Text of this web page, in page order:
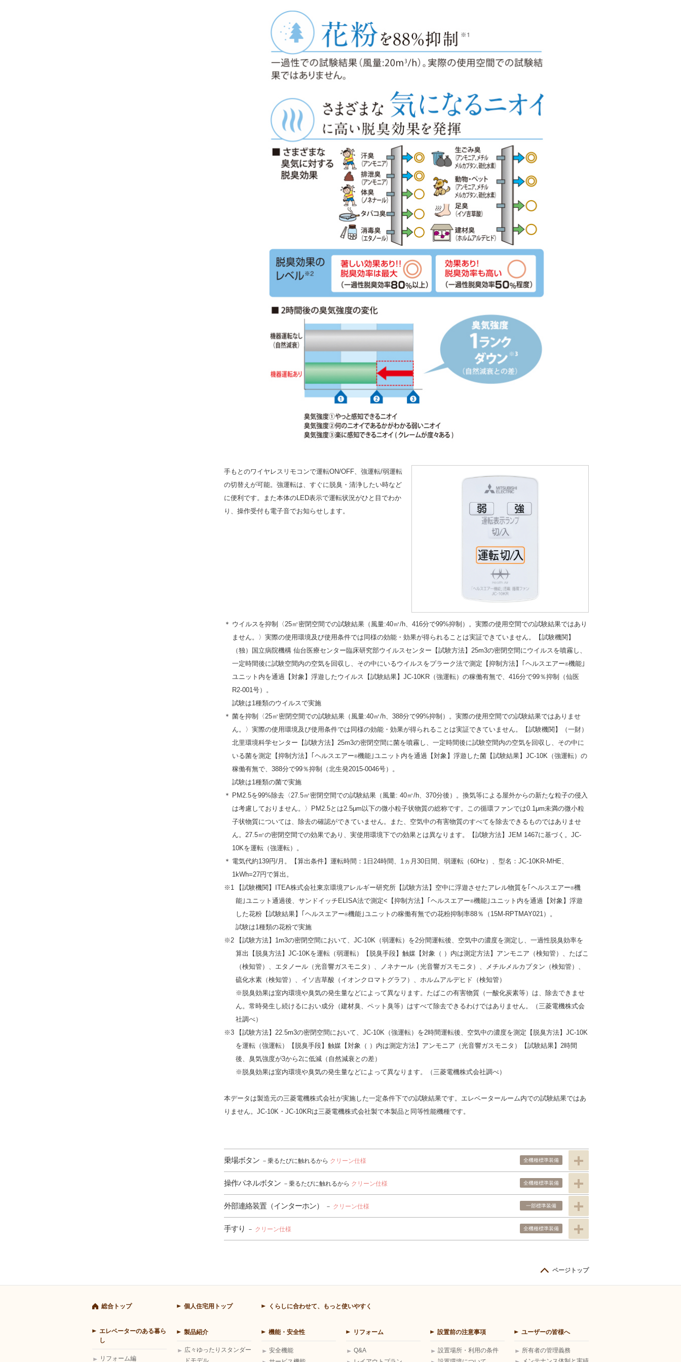
手もとのワイヤレスリモコンで運転ON/OFF、強運転/弱運転
の切替えが可能。強運転は、すぐに脱臭・清浄したい時など
に便利です。また本体のLED表示で運転状況がひと目でわか
り、操作受付も電子音でお知らせします。
＊ ウイルスを抑制〈25㎥密閉空間での試験結果（風量:40㎥/h、416分で99%抑制）。実際の使用空間での試験結果ではあり
ません。〉実際の使用環境及び使用条件では同様の効能・効果が得られることは実証できていません。【試験機関】
（独）国立病院機構 仙台医療センター臨床研究部ウイルスセンター【試験方法】25m3の密閉空間にウイルスを噴霧し、
一定時間後に試験空間内の空気を回収し、その中にいるウイルスをプラーク法で測定【抑制方法】｢ヘルスエアー®機能｣
ユニット内を通過【対象】浮遊したウイルス【試験結果】JC-10KR（強運転）の稼働有無で、416分で99％抑制（仙医
R2-001号）。
試験は1種類のウイルスで実施
＊ 菌を抑制〈25㎥密閉空間での試験結果（風量:40㎥/h、388分で99%抑制）。実際の使用空間での試験結果ではありませ
ん。〉実際の使用環境及び使用条件では同様の効能・効果が得られることは実証できていません。【試験機関】（一財）
北里環境科学センター【試験方法】25m3の密閉空間に菌を噴霧し、一定時間後に試験空間内の空気を回収し、その中に
いる菌を測定【抑制方法】｢ヘルスエアー®機能｣ユニット内を通過【対象】浮遊した菌【試験結果】JC-10K（強運転）の
稼働有無で、388分で99％抑制（北生発2015-0046号）。
試験は1種類の菌で実施
＊ PM2.5を99%除去〈27.5㎥密閉空間での試験結果（風量: 40㎥/h、370分後）。換気等による屋外からの新たな粒子の侵入
は考慮しておりません。〉PM2.5とは2.5μm以下の微小粒子状物質の総称です。この循環ファンでは0.1μm未満の微小粒
子状物質については、除去の確認ができていません。また、空気中の有害物質のすべてを除去できるものではありませ
ん。27.5㎥の密閉空間での効果であり、実使用環境下での効果とは異なります。【試験方法】JEM 1467に基づく。JC-
10Kを運転（強運転）。
＊ 電気代約139円/月。【算出条件】運転時間：1日24時間、1ヵ月30日間、弱運転（60Hz）、型名：JC-10KR-MHE、
1kWh=27円で算出。
※1
【試験機関】ITEA株式会社東京環境アレルギー研究所【試験方法】空中に浮遊させたアレル物質を｢ヘルスエアー®機
能｣ユニット通過後、サンドイッチELISA法で測定<【抑制方法】｢ヘルスエアー®機能｣ユニット内を通過【対象】浮遊
した花粉【試験結果】｢ヘルスエアー®機能｣ユニットの稼働有無での花粉抑制率88％（15M-RPTMAY021）。
試験は1種類の花粉で実施
※2
【試験方法】1m3の密閉空間において、JC-10K（弱運転）を2分間運転後、空気中の濃度を測定し、一過性脱臭効率を
算出【脱臭方法】JC-10Kを運転（弱運転）【脱臭手段】触媒【対象（ ）内は測定方法】アンモニア（検知管）、たばこ
（検知管）、エタノール（光音響ガスモニタ）、ノネナール（光音響ガスモニタ）、メチルメルカプタン（検知管）、
硫化水素（検知管）、イソ吉草酸（イオンクロマトグラフ）、ホルムアルデヒド（検知管）
※脱臭効果は室内環境や臭気の発生量などによって異なります。たばこの有害物質（一酸化炭素等）は、除去できませ
ん。常時発生し続けるにおい成分（建材臭、ペット臭等）はすべて除去できるわけではありません。（三菱電機株式会
社調べ）
※3
【試験方法】22.5m3の密閉空間において、JC-10K（強運転）を2時間運転後、空気中の濃度を測定【脱臭方法】JC-10K
を運転（強運転）【脱臭手段】触媒【対象（ ）内は測定方法】アンモニア（光音響ガスモニタ）【試験結果】2時間
後、臭気強度が3から2に低減（自然減衰との差）
※脱臭効果は室内環境や臭気の発生量などによって異なります。（三菱電機株式会社調べ）
本データは製造元の三菱電機株式会社が実施した一定条件下での試験結果です。エレベータールーム内での試験結果ではあ
りません。JC-10K・JC-10KRは三菱電機株式会社製で本製品と同等性能機種です。
乗場ボタン －乗るたびに触れるから クリーン仕様 全機種標準装備
操作パネルボタン －乗るたびに触れるから クリーン仕様 全機種標準装備
外部連絡装置（インターホン） － クリーン仕様 一部標準装備
手すり － クリーン仕様 全機種標準装備
ページトップ
総合トップ
エレベーターのある暮ら
し
リフォーム編
個人住宅用トップ
製品紹介
広々ゆったりスタンダー
ドモデル
くらしに合わせて、もっと使いやすく
機能・安全性
安全機能
リフォーム
Q&A
設置前の注意事項
設置場所・利用の条件
ユーザーの皆様へ
所有者の管理義務